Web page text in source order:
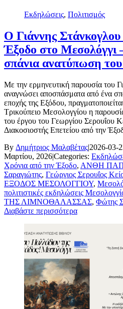
Εκδηλώσεις, Πολιτισμός
Ο Γιάννης Στάνκογλου
Έξοδο στο Μεσολόγγι
σπάνια ανατύπωση
Με την ερμηνευτική παρουσία του
αναγνώσει αποσπάσματα από ένα
εποχής της Εξόδου,
Τρικούπειο Μεσολογγίου η
του έργου του Γεωργίου Σερουΐου
Διακοσιοστής Επετείου από την
By Δημήτριος Μαλαβέτας|2026-03-
Μαρτίου, 2026|Categories:
Χρόνια από την Έξοδο, ΑΝΘΗ
Σαραγιώτης, Γεώργιος Σερουΐος
ΕΞΟΔΟΣ ΜΕΣΟΛΟΓΓΙΟΥ,
πολιτιστικές εκδηλώσεις
ΤΗΣ ΛΙΜΝΟΘΑΛΑΣΣΑΣ, Φώτης
Διαβάστε περισσότερα